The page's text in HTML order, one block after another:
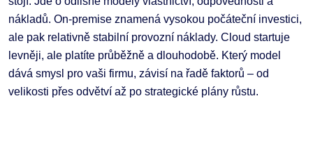
nákladů. On-premise znamená vysokou počáteční investici,
ale pak relativně stabilní provozní náklady. Cloud startuje
levněji, ale platíte průběžně a dlouhodobě. Který model
dává smysl pro vaši firmu, závisí na řadě faktorů – od
velikosti přes odvětví až po strategické plány růstu.